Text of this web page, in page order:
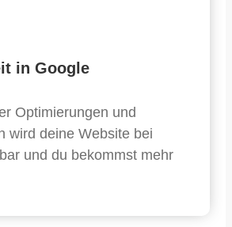
in Google
Optimierungen und
wird deine Website bei
und du bekommst mehr